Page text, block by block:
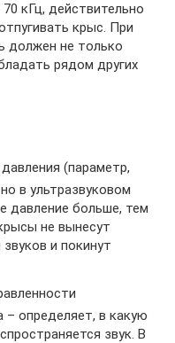
кГц, действительно
крыс. При
должен не только
рядом других
(параметр,
в ультразвуковом
давление больше, тем
не вынесут
и покинут
– определяет, в какую
звук. В